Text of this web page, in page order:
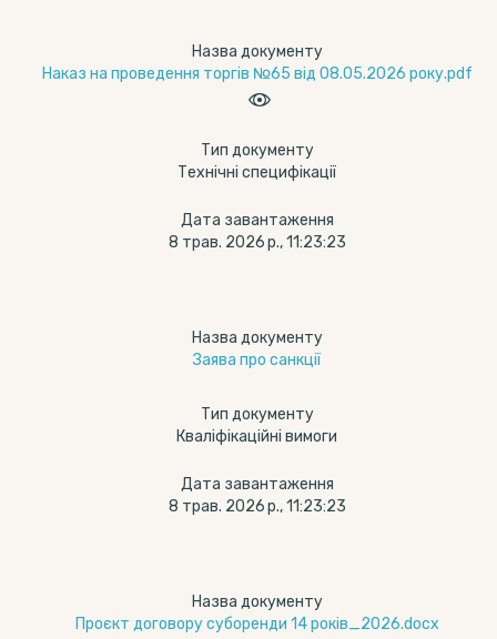
Назва документу
Наказ на проведення торгів №65 від 08.05.2026 року.pdf
Тип документу
Технічні специфікації
Дата завантаження
8 трав. 2026 р., 11:23:23
Назва документу
Заява про санкції
Тип документу
Кваліфікаційні вимоги
Дата завантаження
8 трав. 2026 р., 11:23:23
Назва документу
Проєкт договору суборенди 14 років_2026.docx